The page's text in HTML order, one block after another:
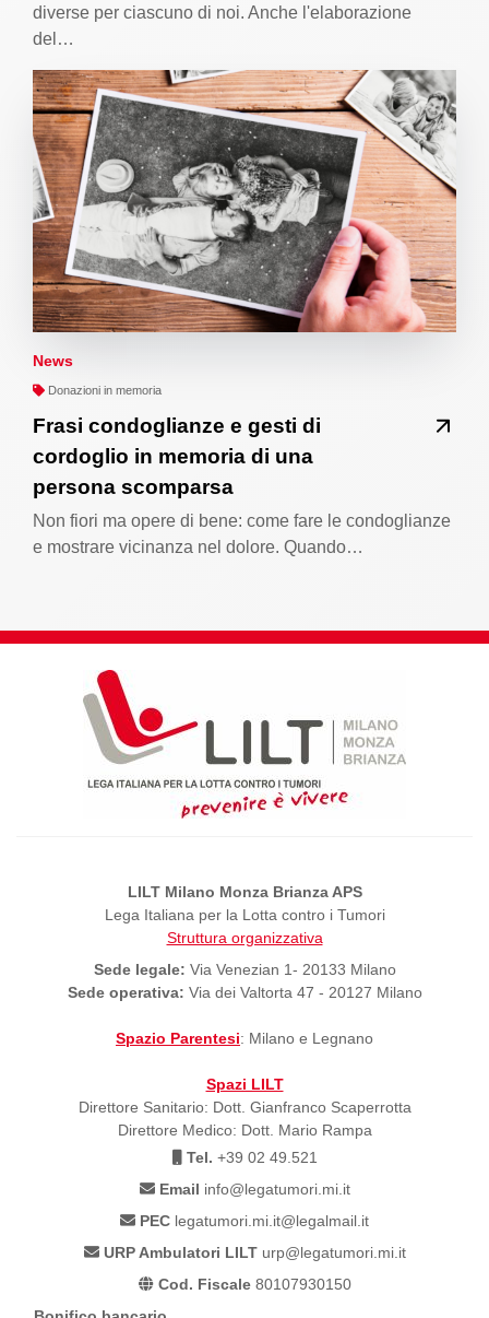
diverse per ciascuno di noi. Anche l'elaborazione
del…
News
Donazioni in memoria
Frasi condoglianze e gesti di
cordoglio in memoria di una
persona scomparsa
Non fiori ma opere di bene: come fare le condoglianze
e mostrare vicinanza nel dolore. Quando…
LILT Milano Monza Brianza APS
Lega Italiana per la Lotta contro i Tumori
Struttura organizzativa
Sede legale: Via Venezian 1- 20133 Milano
Sede operativa: Via dei Valtorta 47 - 20127 Milano
Spazio Parentesi: Milano e Legnano
Spazi LILT
Direttore Sanitario: Dott. Gianfranco Scaperrotta
Direttore Medico: Dott. Mario Rampa
Tel. +39 02 49.521
Email info@legatumori.mi.it
PEC legatumori.mi.it@legalmail.it
URP Ambulatori LILTurp@legatumori.mi.it
Cod. Fiscale80107930150